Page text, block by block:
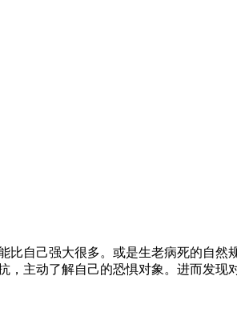
自己强大很多。或是生老病死的自
主动了解自己的恐惧对象。进而发